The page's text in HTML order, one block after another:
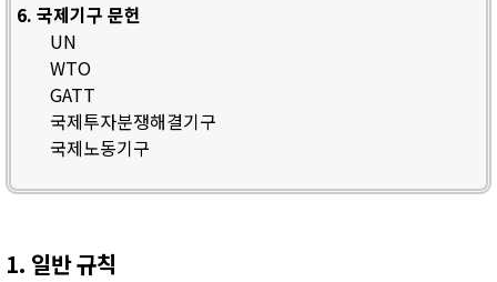
6. 국제기구 문헌
UN
WTO
GATT
국제투자분쟁해결기구
국제노동기구
1. 일반 규칙